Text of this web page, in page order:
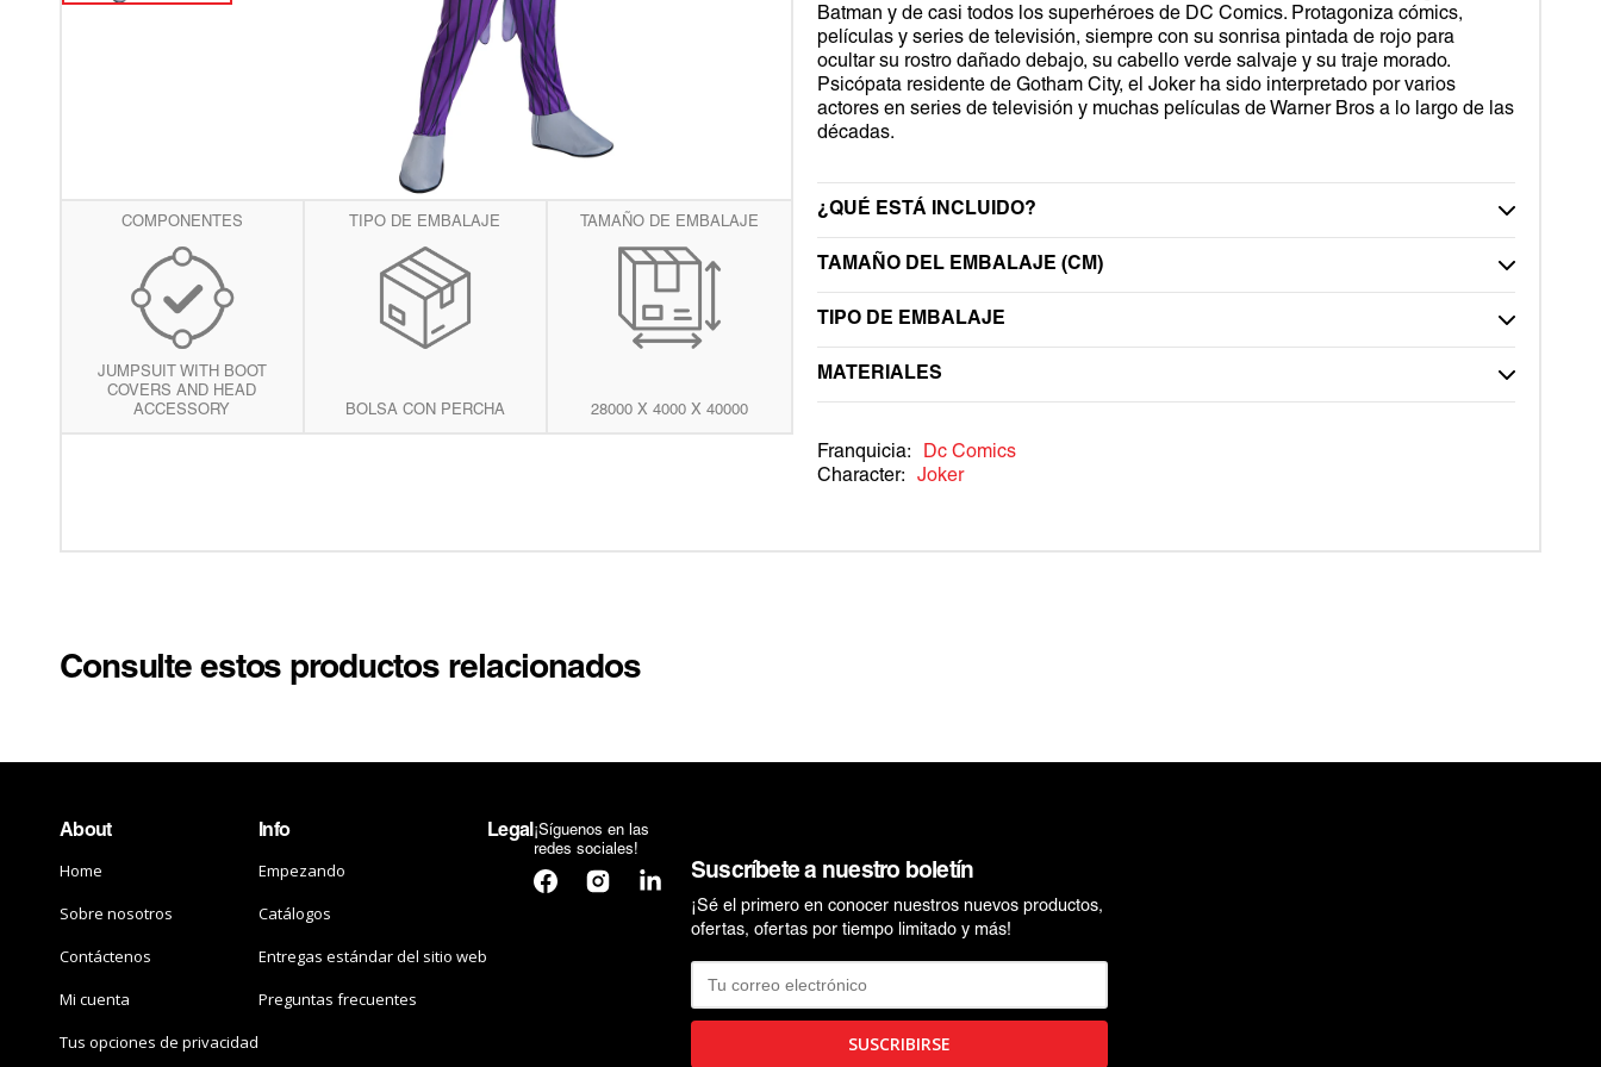
WEDNESDAY
TRANSFORMERS
WEDNESDAY
vista
de
galería
COMPONENTES
JUMPSUIT WITH BOOT
COVERS AND HEAD
ACCESSORY
TIPO DE EMBALAJE
BOLSA CON PERCHA
TAMAÑO DE EMBALAJE
28000 X 4000 X 40000
Batman y de casi todos los superhéroes de DC Comics. Protagoniza cómics,
películas y series de televisión, siempre con su sonrisa pintada de rojo para
ocultar su rostro dañado debajo, su cabello verde salvaje y su traje morado.
Psicópata residente de Gotham City, el Joker ha sido interpretado por varios
actores en series de televisión y muchas películas de Warner Bros a lo largo de las
décadas.
¿QUÉ ESTÁ INCLUIDO?
TAMAÑO DEL EMBALAJE (CM)
TIPO DE EMBALAJE
MATERIALES
Franquicia:
Dc Comics
Character:
Joker
Consulte estos productos relacionados
About
Home
Sobre nosotros
Contáctenos
Mi cuenta
Tus opciones de privacidad
Info
Empezando
Catálogos
Entregas estándar del sitio web
Preguntas frecuentes
Legal ¡Síguenos en las
redes sociales!
FacebookInstagramTranslation
missing:
es.general.social.links.linkedin
Suscríbete a nuestro boletín
¡Sé el primero en conocer nuestros nuevos productos,
ofertas, ofertas por tiempo limitado y más!